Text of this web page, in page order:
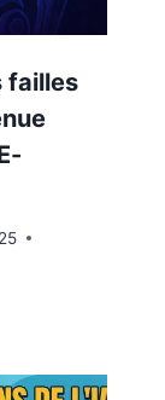
failles